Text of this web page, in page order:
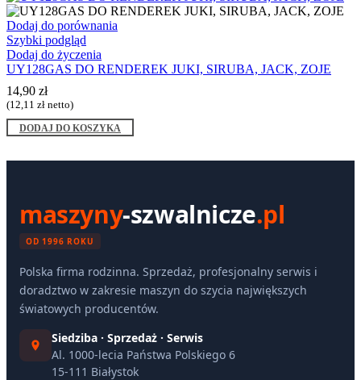
Dodaj do porównania
Szybki podgląd
Dodaj do życzenia
UY128GAS DO RENDEREK JUKI, SIRUBA, JACK, ZOJE
14,90 zł
(12,11 zł netto)
DODAJ DO KOSZYKA
maszyny-szwalnicze.pl
OD 1996 ROKU
Polska firma rodzinna. Sprzedaż, profesjonalny serwis i
doradztwo w zakresie maszyn do szycia największych
światowych producentów.
Siedziba · Sprzedaż · Serwis
Al. 1000-lecia Państwa Polskiego 6
15-111 Białystok